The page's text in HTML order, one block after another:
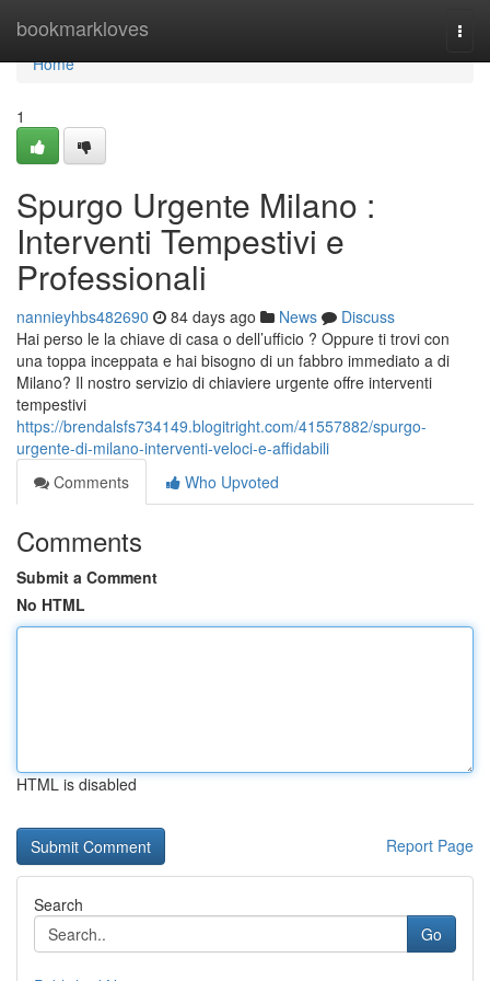
bookmarkloves
Home
Home
1
Spurgo Urgente Milano :
Interventi Tempestivi e
Professionali
nannieyhbs482690 84 days ago News
Discuss
Hai perso le la chiave di casa o dell’ufficio ? Oppure ti trovi con
una toppa inceppata e hai bisogno di un fabbro immediato a di
Milano? Il nostro servizio di chiaviere urgente offre interventi
tempestivi
https://brendalsfs734149.blogitright.com/41557882/spurgo-
urgente-di-milano-interventi-veloci-e-affidabili
Comments
Who Upvoted
Comments
Submit a Comment
No HTML
HTML is disabled
Report Page
Search
Go